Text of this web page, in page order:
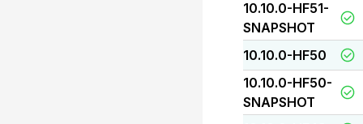
10.10.0-HF51-
SNAPSHOT
10.10.0-HF50
10.10.0-HF50-
SNAPSHOT